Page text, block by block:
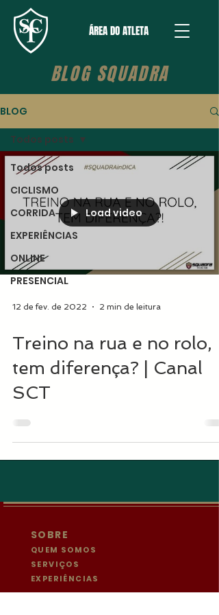
ÁREA DO ATLETA
BLOG SQUADRA
BLOG
Todos posts
CICLISMO
CORRIDA
EXPERIÊNCIAS
ONLINE
PRESENCIAL
Todos posts
Load video
12 de fev. de 2022 2 min de leitura
Treino na rua e no rolo,
tem diferença? | Canal
SCT
SOBRE
QUEM SOMOS
SERVIÇOS
EXPERIÊNCIAS